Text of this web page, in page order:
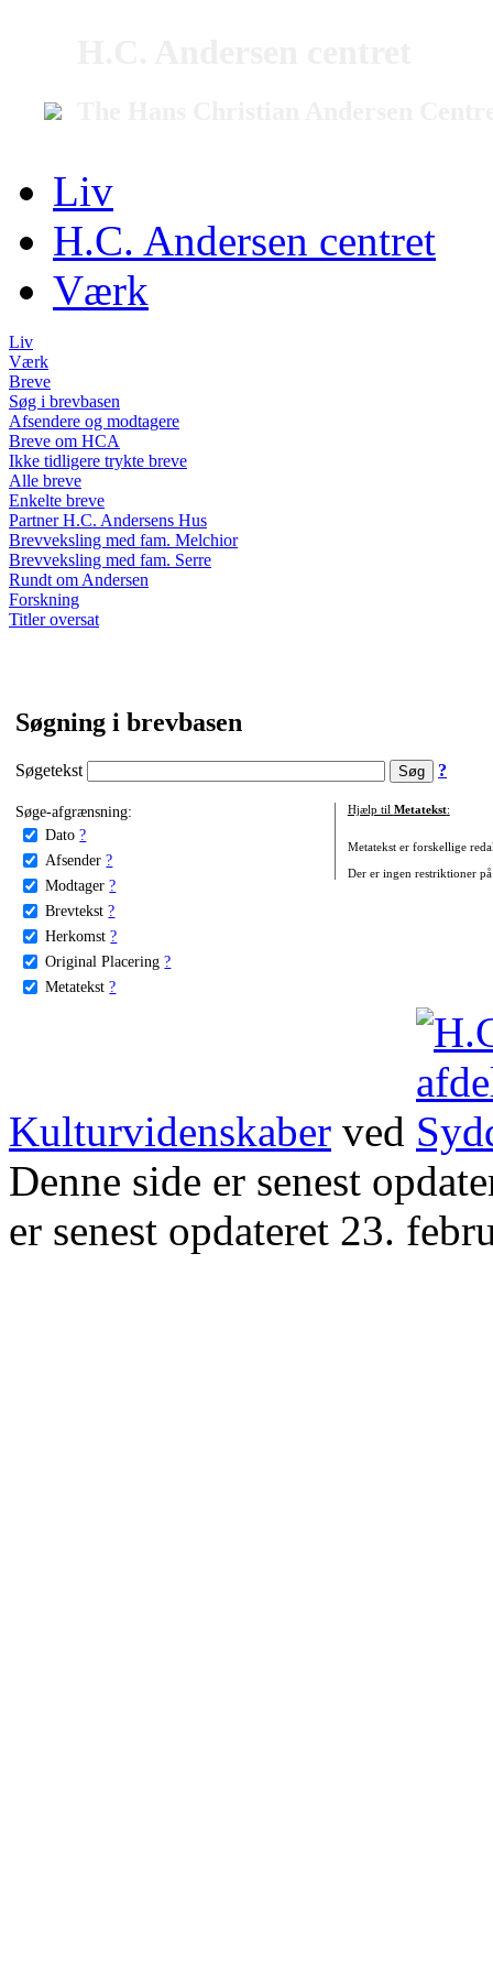
Liv
H.C. Andersen centret
Værk
Liv
Værk
Breve
Søg i brevbasen
Afsendere og modtagere
Breve om HCA
Ikke tidligere trykte breve
Alle breve
Enkelte breve
Partner H.C. Andersens Hus
Brevveksling med fam. Melchior
Brevveksling med fam. Serre
Rundt om Andersen
Forskning
Titler oversat
Søgning i brevbasen
Søgetekst ?
Søge-afgrænsning:
Dato ?
Afsender ?
Modtager ?
Brevtekst ?
Herkomst ?
Original Placering ?
Metatekst ?
Hjælp til Metatekst:
Metatekst er forskellige
Der er ingen restriktioner
Kulturvidenskaber ved
Denne side er senest
er senest opdateret 23.